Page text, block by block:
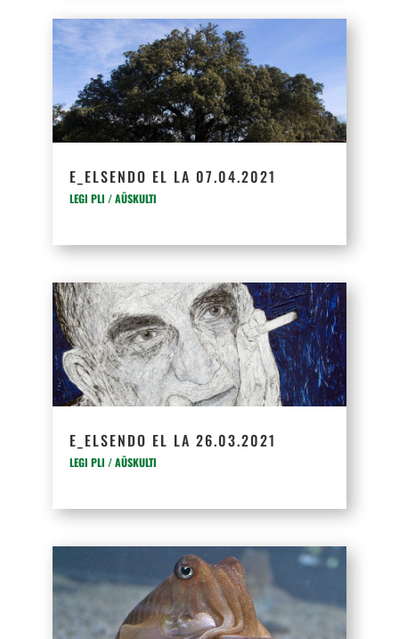
E_ELSENDO EL LA 07.04.2021
LEGI PLI / AŬSKULTI
E_ELSENDO EL LA 26.03.2021
LEGI PLI / AŬSKULTI